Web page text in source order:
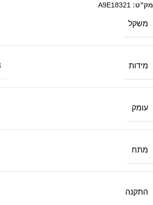
מק”ט: A9E18321
משקל
מידות
עומק
מתח
התקנה